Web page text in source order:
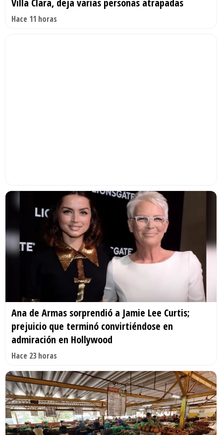
Villa Clara, deja varias personas atrapadas
Hace 11 horas
Ana de Armas sorprendió a Jamie Lee Curtis;
prejuicio que terminó convirtiéndose en
admiración en Hollywood
Hace 23 horas